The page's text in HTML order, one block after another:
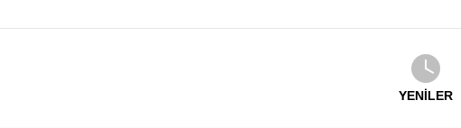
YENİLER